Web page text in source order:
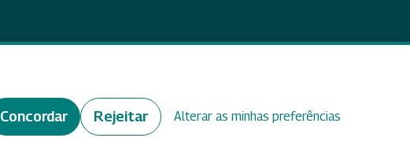
Concordar Rejeitar Alterar as minhas preferências